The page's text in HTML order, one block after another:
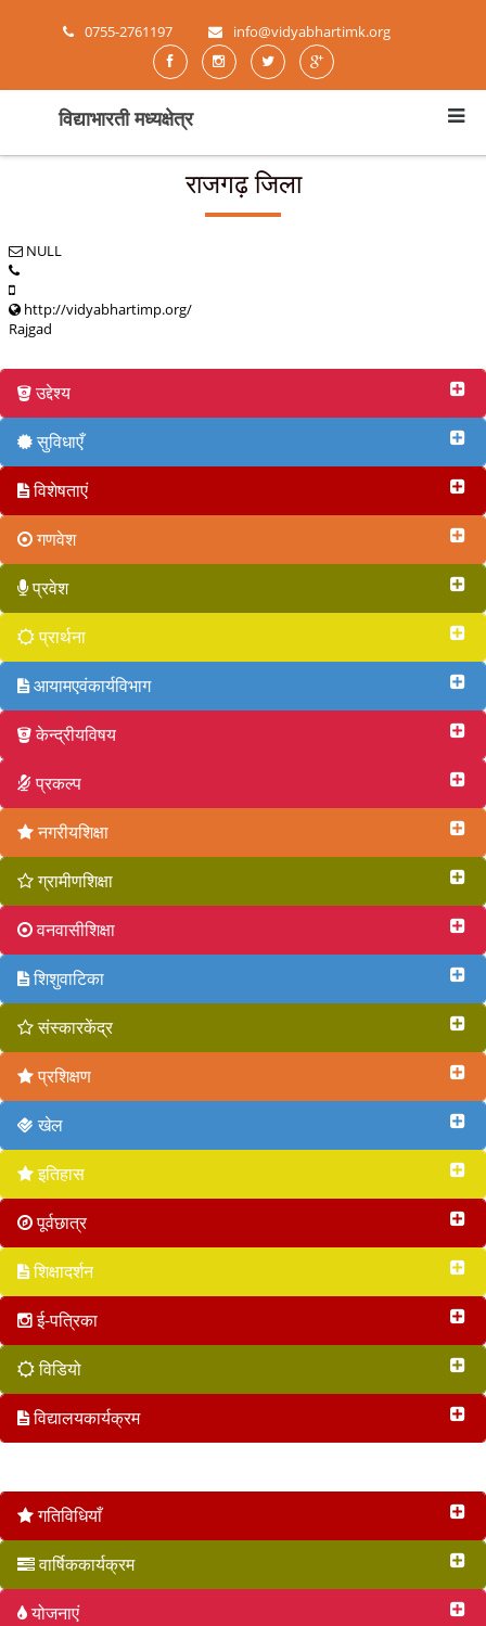
0755-2761197 info@vidyabhartimk.org
विद्याभारती मध्यक्षेत्र
राजगढ़ जिला
NULL
http://vidyabhartimp.org/
Rajgad
उद्देश्य
सुविधाएँ
विशेषताएं
गणवेश
प्रवेश
प्रार्थना
आयामएवंकार्यविभाग
केन्द्रीयविषय
प्रकल्प
नगरीयशिक्षा
ग्रामीणशिक्षा
वनवासीशिक्षा
शिशुवाटिका
संस्कारकेंद्र
प्रशिक्षण
खेल
इतिहास
पूर्वछात्र
शिक्षादर्शन
ई-पत्रिका
विडियो
विद्यालयकार्यक्रम
गतिविधियाँ
वार्षिककार्यक्रम
योजनाएं